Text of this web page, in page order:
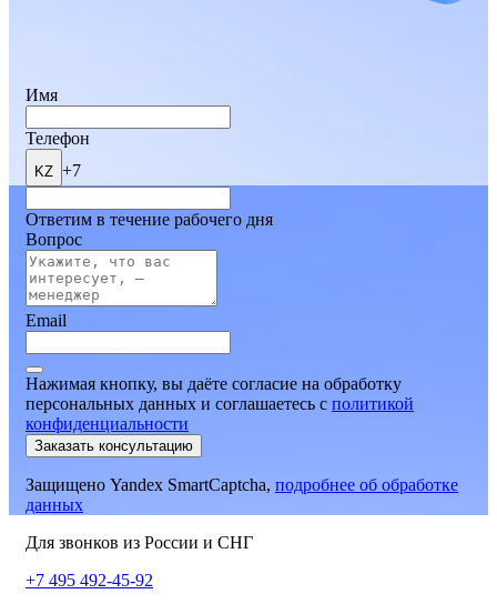
Имя
Телефон
KZ +7
Ответим в течение рабочего дня
Вопрос
Email
Нажимая кнопку, вы даёте согласие на обработку
персональных данных и соглашаетесь c политикой
конфиденциальности
Заказать консультацию
Защищено Yandex SmartCaptcha, подробнее об обработке
данных
Для звонков из России и СНГ
+7 495 492-45-92